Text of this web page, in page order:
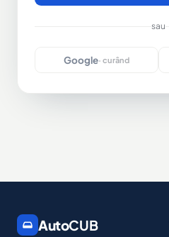
sau
Google· curând
AutoCUB